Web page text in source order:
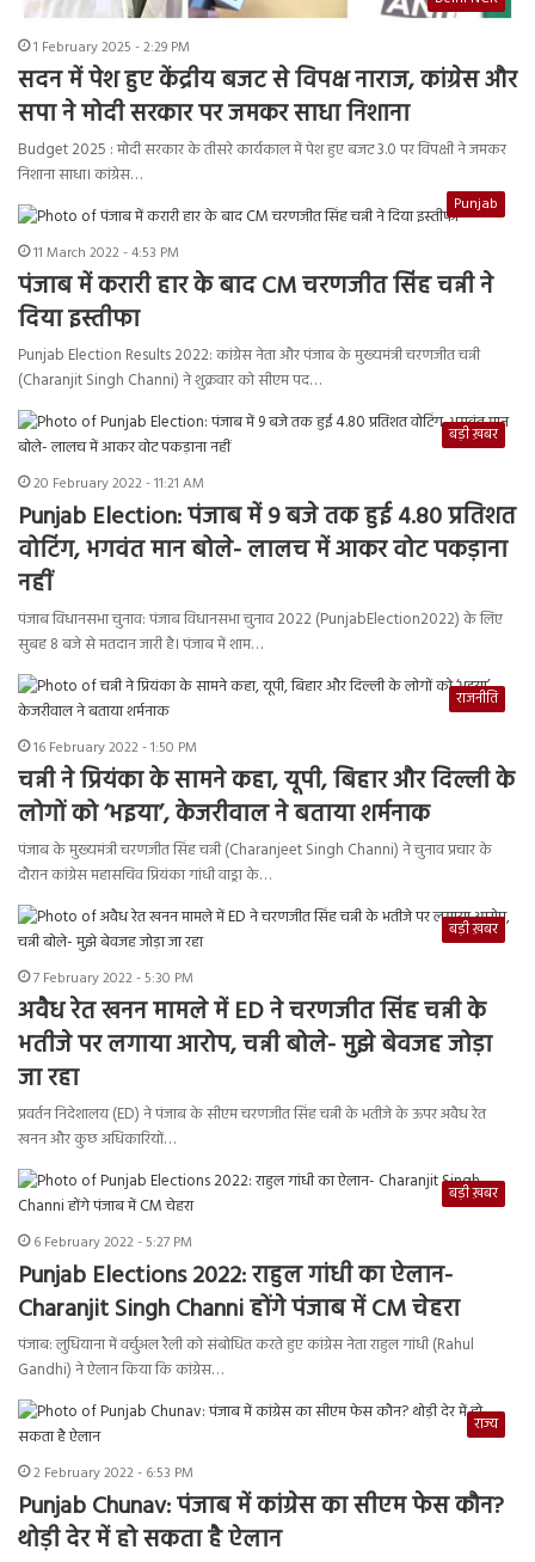
1 February 2025 - 2:29 PM
सदन में पेश हुए केंद्रीय बजट से विपक्ष नाराज, कांग्रेस और
सपा ने मोदी सरकार पर जमकर साधा निशाना
Budget 2025 : मोदी सरकार के तीसरे कार्यकाल में पेश हुए बजट 3.0 पर विपक्षी ने जमकर
निशाना साधा। कांग्रेस…
Punjab
11 March 2022 - 4:53 PM
पंजाब में करारी हार के बाद CM चरणजीत सिंह चन्नी ने
दिया इस्तीफा
Punjab Election Results 2022: कांग्रेस नेता और पंजाब के मुख्यमंत्री चरणजीत चन्नी
(Charanjit Singh Channi) ने शुक्रवार को सीएम पद…
बड़ी ख़बर
20 February 2022 - 11:21 AM
Punjab Election: पंजाब में 9 बजे तक हुई 4.80 प्रतिशत
वोटिंग, भगवंत मान बोले- लालच में आकर वोट पकड़ाना
नहीं
पंजाब विधानसभा चुनाव: पंजाब विधानसभा चुनाव 2022 (PunjabElection2022) के लिए
सुबह 8 बजे से मतदान जारी है। पंजाब में शाम…
राजनीति
16 February 2022 - 1:50 PM
चन्नी ने प्रियंका के सामने कहा, यूपी, बिहार और दिल्ली के
लोगों को ‘भइया’, केजरीवाल ने बताया शर्मनाक
पंजाब के मुख्यमंत्री चरणजीत सिंह चन्नी (Charanjeet Singh Channi) ने चुनाव प्रचार के
दौरान कांग्रेस महासचिव प्रियंका गांधी वाड्रा के…
बड़ी ख़बर
7 February 2022 - 5:30 PM
अवैध रेत खनन मामले में ED ने चरणजीत सिंह चन्नी के
भतीजे पर लगाया आरोप, चन्नी बोले- मुझे बेवजह जोड़ा
जा रहा
प्रवर्तन निदेशालय (ED) ने पंजाब के सीएम चरणजीत सिंह चन्नी के भतीजे के ऊपर अवैध रेत
खनन और कुछ अधिकारियों…
बड़ी ख़बर
6 February 2022 - 5:27 PM
Punjab Elections 2022: राहुल गांधी का ऐलान-
Charanjit Singh Channi होंगे पंजाब में CM चेहरा
पंजाब: लुधियाना में वर्चुअल रैली को संबोधित करते हुए कांग्रेस नेता राहुल गांधी (Rahul
Gandhi) ने ऐलान किया कि कांग्रेस…
राज्य
2 February 2022 - 6:53 PM
Punjab Chunav: पंजाब में कांग्रेस का सीएम फेस कौन?
थोड़ी देर में हो सकता है ऐलान